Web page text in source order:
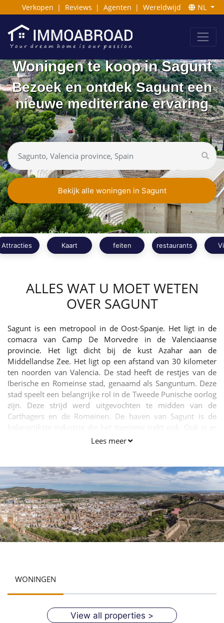
Verkopen | Reviews | Agenten | Wereldwijd NL
Woningen te koop in Sagunt
Bezoek en ontdek Sagunt een
nieuwe mediterrane ervaring
Bekijk alle woningen in Sagunt
Attracties Kaart feiten restaurants
ALLES WAT U MOET WETEN
OVER SAGUNT
Sagunt is een metropool in de Oost-Spanje. Het ligt in de
comacra van Camp De Morvedre in de Valenciaanse
provincie. Het ligt dicht bij de kust Azahar aan de
Middellandse Zee. Het ligt op een afstand van 30 kilometer
ten noorden van Valencia. De stad heeft de restjes van de
Iberische en Romeinse stad, genaamd als Sanguntum. Deze
stad speelt een belangrijke rol in de Tweede Punische oorlog
zijn. Deze strijd werd uitgevochten te midden van de
Carthagers en de Romeinen. De haven van Sagunt is de
grootschalige productie van citrusvruchten in de stad.
Lees meer
WONINGEN
View all properties >